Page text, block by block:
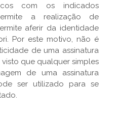
com os indicados
a realização de
aferir da identidade
Por este motivo, não é
de uma assinatura
que qualquer simples
de uma assinatura
ser utilizado para se